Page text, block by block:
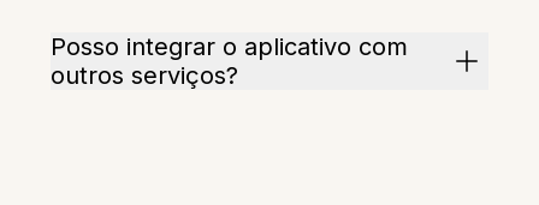
Posso integrar o aplicativo com
outros serviços?